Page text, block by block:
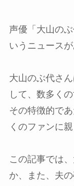
声優「大山の
いうニュースが
大山のぶ代さ
して、数多く
その特徴的で
くのファンに
この記事では
か、また、夫